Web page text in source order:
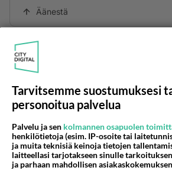
Äänestä
Ei saunassa toisten alapäitä
miehen rintakehäsi ja naamaasi
herättää huomiota.
Äänestä
Anonyymi
2021-11-24 07:37:11
Tarvitsemme suostumuksesi
personoitua palvelua
Palvelu ja sen kolmannen osapuolen
henkilötietoja (esim. IP-osoite tai
ja muita teknisiä keinoja tietojen
laitteellasi tarjotakseen sinulle
ja parhaan mahdollisen